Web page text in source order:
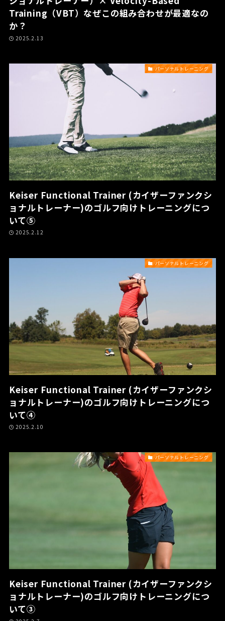
Training（VBT）なぜこの組み合わせが最適なの
か？
2025.2.13
パーソナルトレーニング
Keiser Functional Trainer (カイザーファンクシ
ョナルトレーナー)のゴルフ向けトレーニングにつ
いて⑤
2025.2.12
パーソナルトレーニング
Keiser Functional Trainer (カイザーファンクシ
ョナルトレーナー)のゴルフ向けトレーニングにつ
いて④
2025.2.10
パーソナルトレーニング
Keiser Functional Trainer (カイザーファンクシ
ョナルトレーナー)のゴルフ向けトレーニングにつ
いて③